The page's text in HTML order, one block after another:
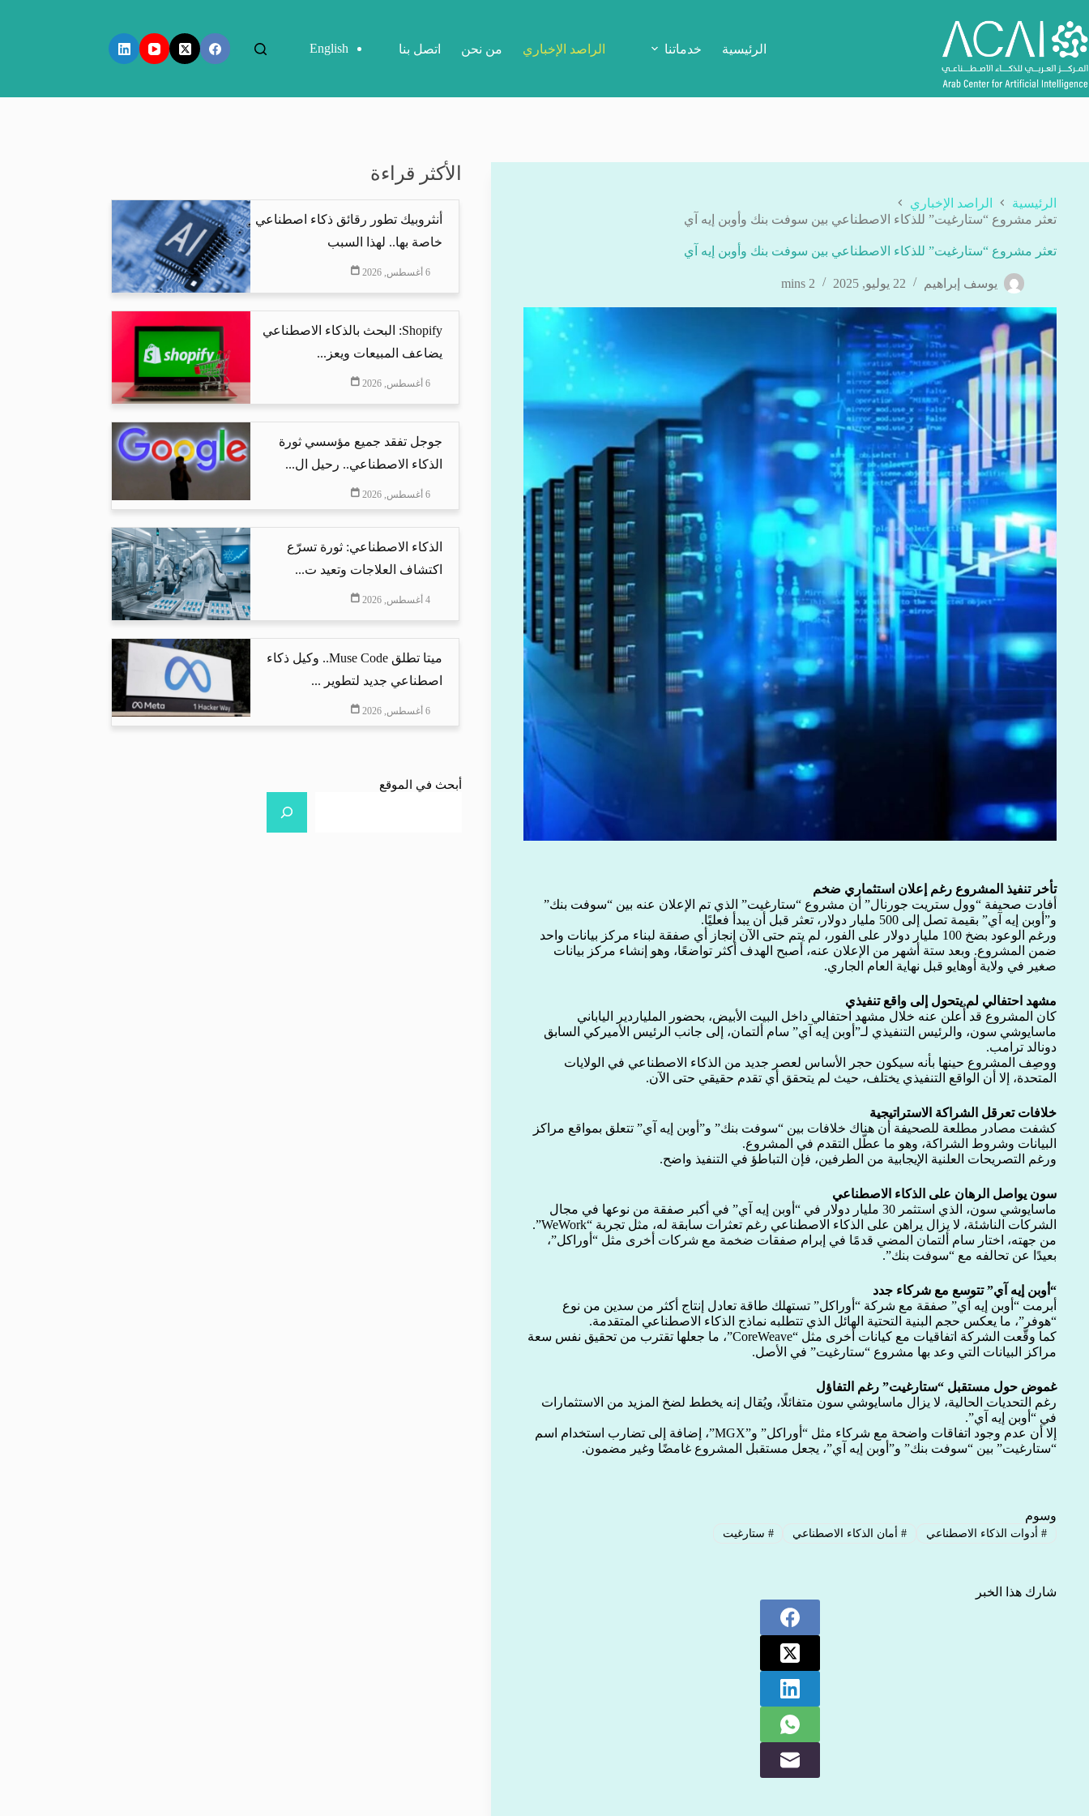
إلى
المحتوى
الرئيسية خدماتنا الراصد الإخباري من نحن اتصل بنا English
الرئيسية
الراصد الإخباري
تعثر مشروع “ستارغيت” للذكاء الاصطناعي بين سوفت بنك وأوبن إيه آي
تعثر مشروع “ستارغيت” للذكاء الاصطناعي بين سوفت بنك وأوبن إيه آي
يوسف إبراهيم 22 يوليو, 2025 2 mins
تأخر تنفيذ المشروع رغم إعلان استثماري ضخم
أفادت صحيفة “وول ستريت جورنال” أن مشروع “ستارغيت” الذي تم الإعلان عنه بين “سوفت بنك”
و”أوبن إيه آي” بقيمة تصل إلى 500 مليار دولار، تعثر قبل أن يبدأ فعليًا.
ورغم الوعود بضخ 100 مليار دولار على الفور، لم يتم حتى الآن إنجاز أي صفقة لبناء مركز بيانات واحد
ضمن المشروع. وبعد ستة أشهر من الإعلان عنه، أصبح الهدف أكثر تواضعًا، وهو إنشاء مركز بيانات
صغير في ولاية أوهايو قبل نهاية العام الجاري.
مشهد احتفالي لم يتحول إلى واقع تنفيذي
كان المشروع قد أُعلن عنه خلال مشهد احتفالي داخل البيت الأبيض، بحضور الملياردير الياباني
ماسايوشي سون، والرئيس التنفيذي لـ”أوبن إيه آي” سام ألتمان، إلى جانب الرئيس الأميركي السابق
دونالد ترامب.
ووصِف المشروع حينها بأنه سيكون حجر الأساس لعصر جديد من الذكاء الاصطناعي في الولايات
المتحدة، إلا أن الواقع التنفيذي يختلف، حيث لم يتحقق أي تقدم حقيقي حتى الآن.
خلافات تعرقل الشراكة الاستراتيجية
كشفت مصادر مطلعة للصحيفة أن هناك خلافات بين “سوفت بنك” و”أوبن إيه آي” تتعلق بمواقع مراكز
البيانات وشروط الشراكة، وهو ما عطّل التقدم في المشروع.
ورغم التصريحات العلنية الإيجابية من الطرفين، فإن التباطؤ في التنفيذ واضح.
سون يواصل الرهان على الذكاء الاصطناعي
ماسايوشي سون، الذي استثمر 30 مليار دولار في “أوبن إيه آي” في أكبر صفقة من نوعها في مجال
الشركات الناشئة، لا يزال يراهن على الذكاء الاصطناعي رغم تعثرات سابقة له، مثل تجربة “WeWork”.
من جهته، اختار سام ألتمان المضي قدمًا في إبرام صفقات ضخمة مع شركات أخرى مثل “أوراكل”،
بعيدًا عن تحالفه مع “سوفت بنك”.
“أوبن إيه آي” تتوسع مع شركاء جدد
أبرمت “أوبن إيه آي” صفقة مع شركة “أوراكل” تستهلك طاقة تعادل إنتاج أكثر من سدين من نوع
“هوفر”، ما يعكس حجم البنية التحتية الهائل الذي تتطلبه نماذج الذكاء الاصطناعي المتقدمة.
كما وقّعت الشركة اتفاقيات مع كيانات أخرى مثل “CoreWeave”، ما جعلها تقترب من تحقيق نفس سعة
مراكز البيانات التي وعد بها مشروع “ستارغيت” في الأصل.
غموض حول مستقبل “ستارغيت” رغم التفاؤل
رغم التحديات الحالية، لا يزال ماسايوشي سون متفائلًا، ويُقال إنه يخطط لضخ المزيد من الاستثمارات
في “أوبن إيه آي”.
إلا أن عدم وجود اتفاقات واضحة مع شركاء مثل “أوراكل” و”MGX”، إضافة إلى تضارب استخدام اسم
“ستارغيت” بين “سوفت بنك” و”أوبن إيه آي”، يجعل مستقبل المشروع غامضًا وغير مضمون.
وسوم
#أدوات الذكاء الاصطناعي #أمان الذكاء الاصطناعي # ستارغيت
شارك هذا الخبر
الأكثر قراءة
أنثروبيك تطور رقائق ذكاء اصطناعي
خاصة بها.. لهذا السبب
6 أغسطس, 2026
Shopify: البحث بالذكاء الاصطناعي
يضاعف المبيعات ويعز...
6 أغسطس, 2026
جوجل تفقد جميع مؤسسي ثورة
الذكاء الاصطناعي.. رحيل ال...
6 أغسطس, 2026
الذكاء الاصطناعي: ثورة تسرّع
اكتشاف العلاجات وتعيد ت...
4 أغسطس, 2026
ميتا تطلق Muse Code.. وكيل ذكاء
اصطناعي جديد لتطوير ...
6 أغسطس, 2026
أبحث في الموقع